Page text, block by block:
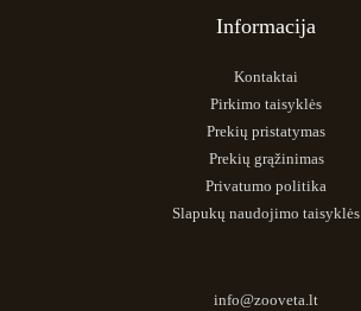
Informacija
Kontaktai
Pirkimo taisyklės
Prekių pristatymas
Prekių grąžinimas
Privatumo politika
Slapukų naudojimo taisyklės
info@zooveta.lt